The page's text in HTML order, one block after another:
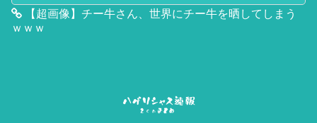
【超画像】チー牛さん、世界にチー牛を晒してしまう
ｗｗｗ